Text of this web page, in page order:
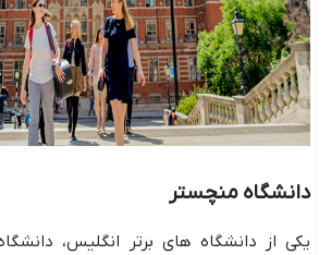
دانشگاه منچستر
یکی از دانشگاه های برتر انگلیس،